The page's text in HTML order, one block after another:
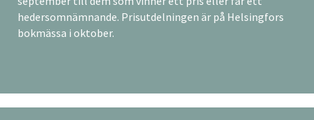
hedersomnämnande. Prisutdelningen är på Helsingfors
bokmässa i oktober.